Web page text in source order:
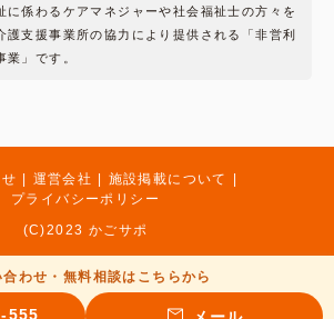
に係わるケアマネジャーや社会福祉士の方々を
護支援事業所の協力により提供される「非営利
業」です。
運営会社
施設掲載について
プライバシーポリシー
(C)2023 かごサポ
合わせ・無料相談はこちらから
555